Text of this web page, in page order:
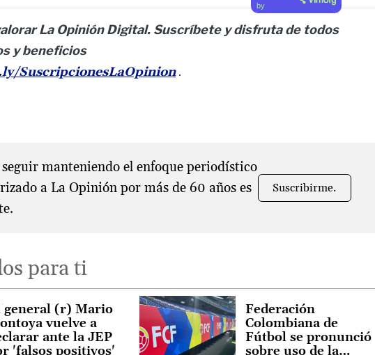
by
La Opinión Digital. Suscríbete y disfruta de todos
y beneficios
SuscripcionesLaOpinion.
manteniendo el enfoque periodístico
a La Opinión por más de 60 años es
Suscribirme.
para ti
general (r) Mario
vuelve a
ante la JEP
'falsos positivos'
Federación
Colombiana de
Fútbol se pronunció
sobre uso de la